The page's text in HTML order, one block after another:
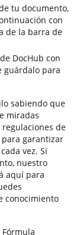
tu documento,
con
de la barra de
DocHub con
guárdalo para
sabiendo que
miradas
de
garantizar
vez. Si
nuestro
aquí para
conocimiento